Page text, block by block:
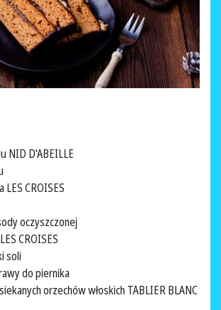
NID D'ABEILLE
LES CROISES
oczyszczonej
CROISES
soli
do piernika
orzechów włoskich TABLIER BLANC